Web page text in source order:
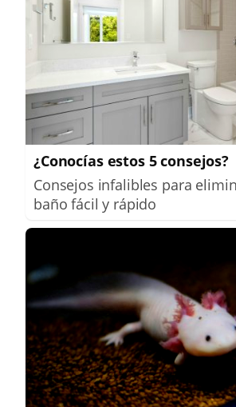
¿Conocías estos 5 consejos?
Consejos infalibles para
baño fácil y rápido